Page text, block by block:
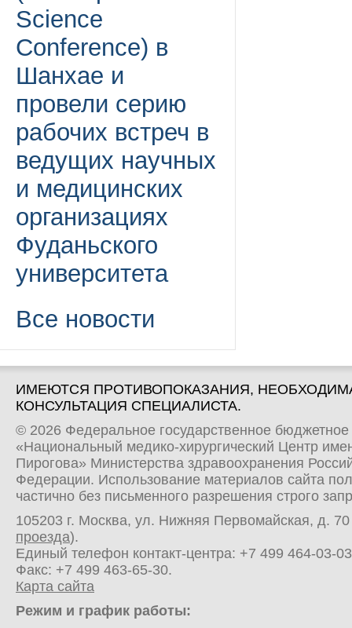
Science
Conference) в
Шанхае и
провели серию
рабочих встреч в
ведущих научных
и медицинских
организациях
Фуданьского
университета
Все новости
ИМЕЮТСЯ ПРОТИВОПОКАЗАНИЯ,
КОНСУЛЬТАЦИЯ СПЕЦИАЛИСТА.
© 2026 Федеральное государственное
«Национальный медико-хирургический Центр
Пирогова» Министерства здравоохранения
Федерации. Использование материалов сайта
частично без письменного разрешения строго
105203 г. Москва, ул. Нижняя Первомайская, д.
проезда).
Единый телефон контакт-центра: +7 499 464-03-03
Факс: +7 499 463-65-30.
Карта сайта
Режим и график работы: